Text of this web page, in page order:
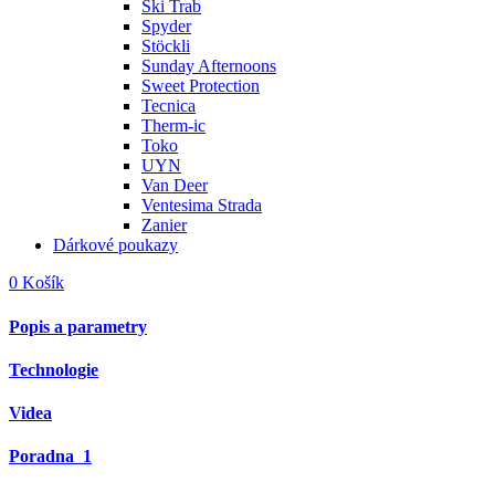
Ski Trab
Spyder
Stöckli
Sunday Afternoons
Sweet Protection
Tecnica
Therm-ic
Toko
UYN
Van Deer
Ventesima Strada
Zanier
Dárkové poukazy
0 Košík
Popis a parametry
Technologie
Videa
Poradna 1